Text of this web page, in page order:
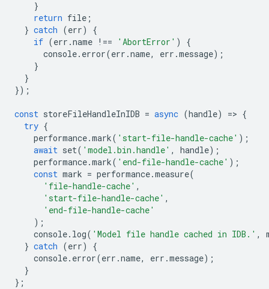
}
return file ;
} catch (err)
{
if (err .name !== 'AbortError' )
{
console. error(err .name, err .message);
}
}
});
const storeFileHandleInIDB = async (handle) => {
try {
performance.mark( 'start-file-handle-cache' );
await set( 'model.bin.handle' , handle);
performance.mark( 'end-file-handle-cache' );
const mark = performance.measure(
'file-handle-cache' ,
'start-file-handle-cache' ,
'end-file-handle-cache'
);
console. log( 'Model file handle cached in IDB.' ,
} catch (err)
{
console. error(err .name, err .message);
}
};